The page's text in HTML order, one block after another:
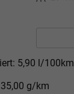
5,90 l/100km
g/km